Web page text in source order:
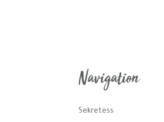
Navigation
Sekretess